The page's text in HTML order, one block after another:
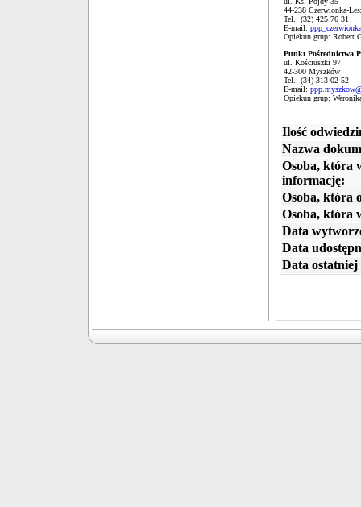
44-238 Czerwionka-
Tel.: (32) 425 76 31
E-mail:
Opiekun grup: Robert
Punkt Pośrednictwa
ul. Kościuszki 97
42-300 Myszków
Tel.: (34) 313 02 52
E-mail:
Opiekun grup:
Ilość
Nazwa
Osoba, która
informację:
Osoba, która
Osoba, która
Data
Data
Data